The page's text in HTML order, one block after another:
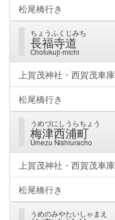
松尾橋行き
ちょうふくじみち
長福寺道
Chofukuji-michi
上賀茂神社・西賀茂車
松尾橋行き
うめづにしうらちょう
梅津西浦町
Umezu Nishiuracho
上賀茂神社・西賀茂車
松尾橋行き
うめのみやたいしゃまえ